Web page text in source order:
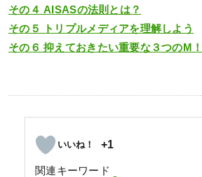
その４ AISASの法則とは？
その５ トリプルメディアを理解しよう
その６ 抑えておきたい重要な３つのМ！
+1
関連キーワード